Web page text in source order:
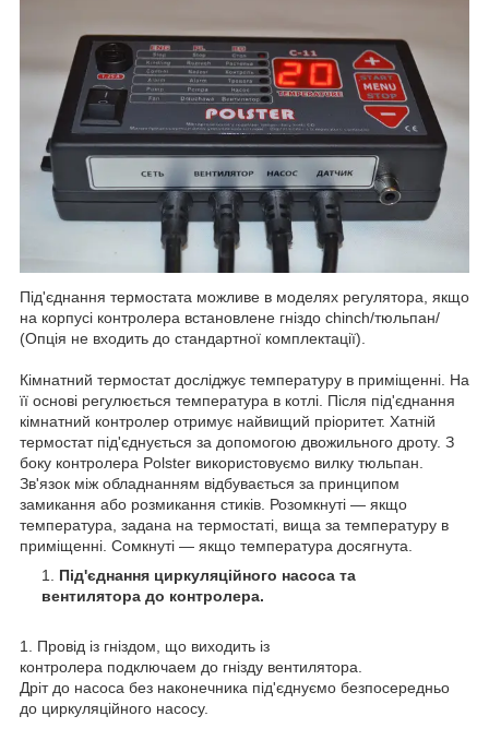
Під'єднання термостата можливе в моделях регулятора, якщо
на корпусі контролера встановлене гніздо chinch/тюльпан/
(Опція не входить до стандартної комплектації).
Кімнатний термостат досліджує температуру в приміщенні. На
її основі регулюється температура в котлі. Після під'єднання
кімнатний контролер отримує найвищий пріоритет. Хатній
термостат під'єднується за допомогою двожильного дроту. З
боку контролера Polster використовуємо вилку тюльпан.
Зв'язок між обладнанням відбувається за принципом
замикання або розмикання стиків. Розомкнуті — якщо
температура, задана на термостаті, вища за температуру в
приміщенні. Сомкнуті — якщо температура досягнута.
Під'єднання циркуляційного насоса та
вентилятора до контролера.
1. Провід із гніздом, що виходить із
контролера подключаем до гнізду вентилятора.
Дріт до насоса без наконечника під'єднуємо безпосередньо
до циркуляційного насосу.